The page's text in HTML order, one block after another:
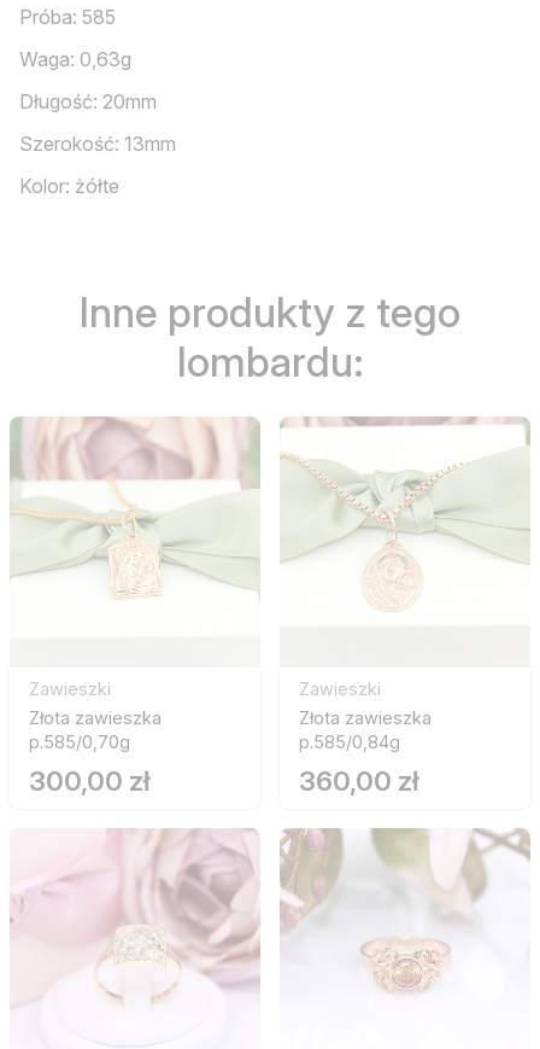
Próba: 585
Waga: 0,63g
Długość: 20mm
Szerokość: 13mm
Kolor: żółte
Inne produkty z tego
lombardu:
Zawieszki
Złota zawieszka
p.585/0,70g
300,00 zł
Zawieszki
Złota zawieszka
p.585/0,84g
360,00 zł